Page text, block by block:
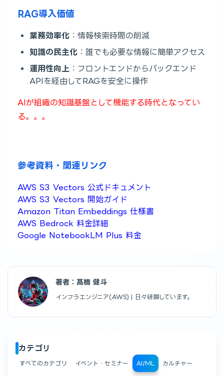
RAG導入価値
業務効率化 ：情報検索時間の削減
知識の民主化 ：誰でも必要な情報に簡単アクセス
運用性向上 ：フロントエンドからバックエンド
APIを経由してRAGを安全に操作
AIが組織の知識基盤として機能する時代となってい
る。。。
参考資料・関連リンク
AWS S3 Vectors 公式ドキュメント
AWS S3 Vectors 開始ガイド
Amazon Titan Embeddings 仕様書
AWS Bedrock 料金詳細
Google NotebookLM Plus 料金
著者：髙橋 健斗
インフラエンジニア(AWS) | 日々研鑽しています。
カテゴリ
すべてのカテゴリ イベント・セミナー AI/ML カルチャー